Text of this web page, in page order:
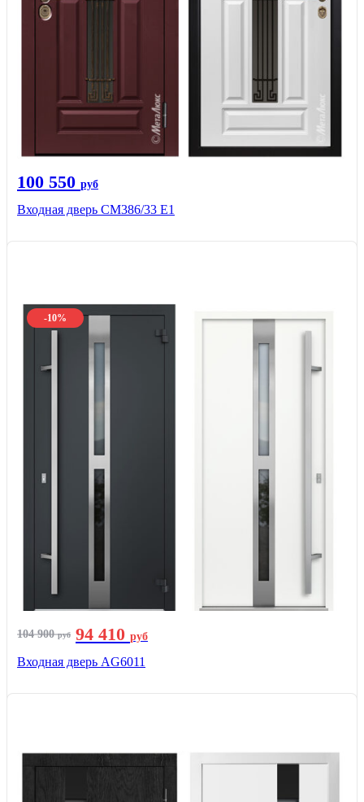
100 550 руб
Входная дверь СМ386/33 Е1
-10%
104 900руб 94 410 руб
Входная дверь AG6011